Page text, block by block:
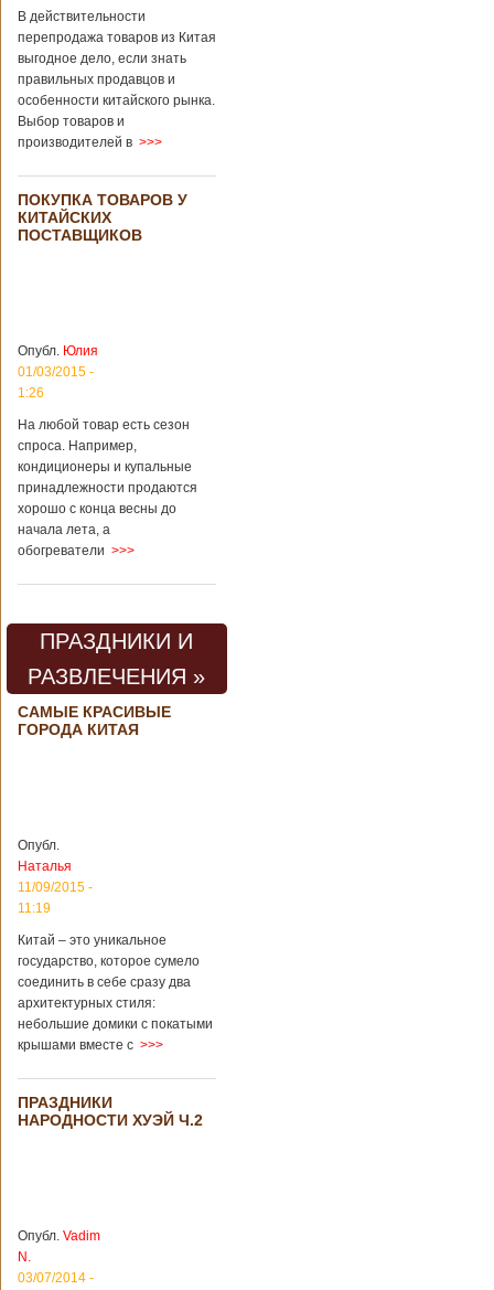
В действительности
перепродажа товаров из Китая
выгодное дело, если знать
правильных продавцов и
особенности китайского рынка.
Выбор товаров и
производителей в >>>
ПОКУПКА ТОВАРОВ У
КИТАЙСКИХ
ПОСТАВЩИКОВ
Опубл. Юлия
01/03/2015 -
1:26
На любой товар есть сезон
спроса. Например,
кондиционеры и купальные
принадлежности продаются
хорошо с конца весны до
начала лета, а
обогреватели >>>
ПРАЗДНИКИ И
РАЗВЛЕЧЕНИЯ »
САМЫЕ КРАСИВЫЕ
ГОРОДА КИТАЯ
Опубл.
Наталья
11/09/2015 -
11:19
Китай – это уникальное
государство, которое сумело
соединить в себе сразу два
архитектурных стиля:
небольшие домики с покатыми
крышами вместе с >>>
ПРАЗДНИКИ
НАРОДНОСТИ ХУЭЙ Ч.2
Опубл. Vadim
N.
03/07/2014 -